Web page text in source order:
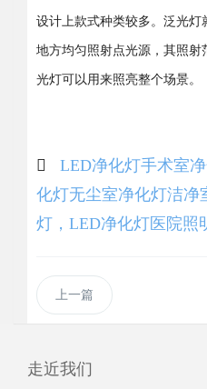
设计上款式种类较多。泛光
地方均匀照射点光源，其照射
光灯可以用来照亮整个场景。
LED净化灯手术室
化灯无尘室净化灯洁净
灯，LED净化灯医院照
上一篇
走近我们